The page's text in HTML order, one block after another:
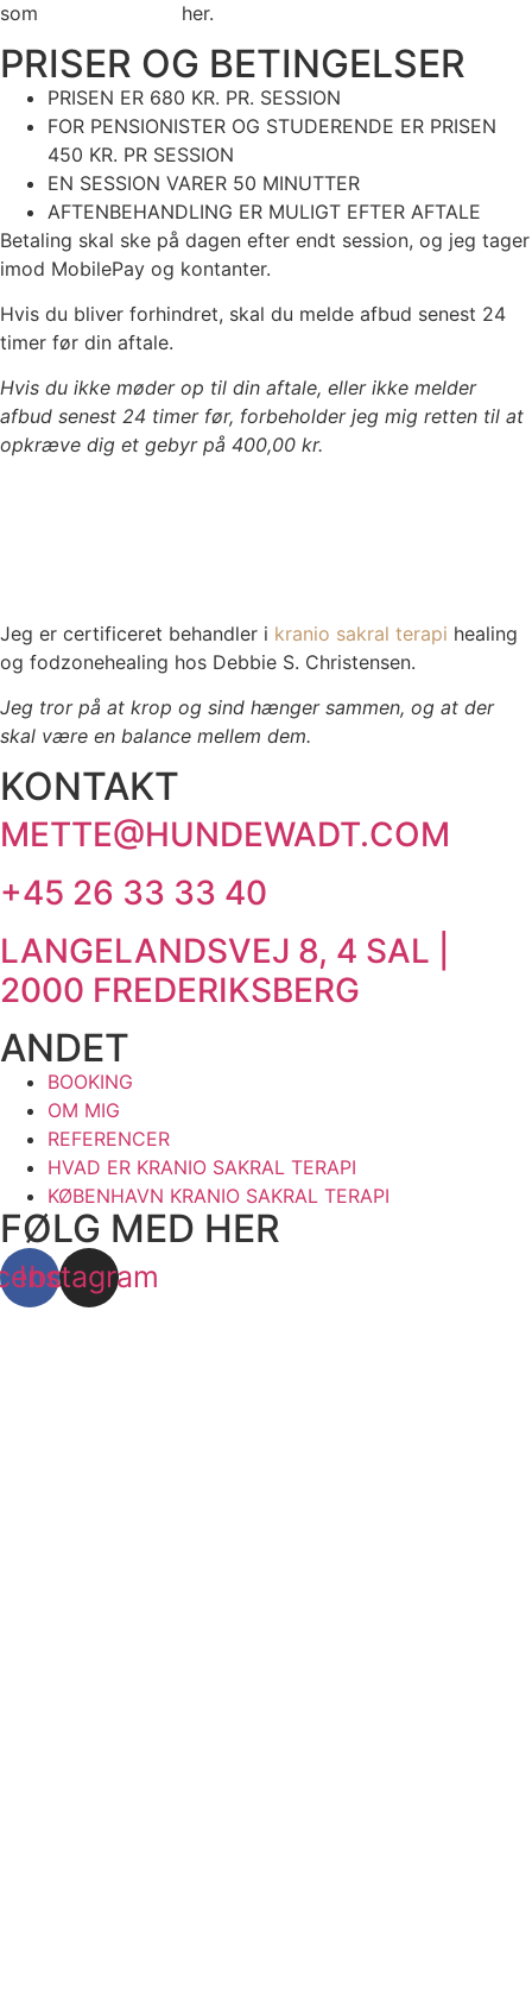
som
her.
PRISER OG BETINGELSER
PRISEN ER 680 KR. PR. SESSION
FOR PENSIONISTER OG STUDERENDE ER PRISEN
450 KR. PR SESSION
EN SESSION VARER 50 MINUTTER
AFTENBEHANDLING ER MULIGT EFTER AFTALE
Betaling skal ske på dagen efter endt session, og jeg tager
imod MobilePay og kontanter.
Hvis du bliver forhindret, skal du melde afbud senest 24
timer før din aftale.
Hvis du ikke møder op til din aftale, eller ikke melder
afbud senest 24 timer før, forbeholder jeg mig retten til at
opkræve dig et gebyr på 400,00 kr.
Jeg er certificeret behandler i kranio sakral terapi healing
og fodzonehealing hos Debbie S. Christensen.
Jeg tror på at krop og sind hænger sammen, og at der
skal være en balance mellem dem.
KONTAKT
METTE@HUNDEWADT.COM
+45 26 33 33 40
LANGELANDSVEJ 8, 4 SAL |
2000 FREDERIKSBERG
ANDET
BOOKING
OM MIG
REFERENCER
HVAD ER KRANIO SAKRAL TERAPI
KØBENHAVN KRANIO SAKRAL TERAPI
FØLG MED HER
Instagram